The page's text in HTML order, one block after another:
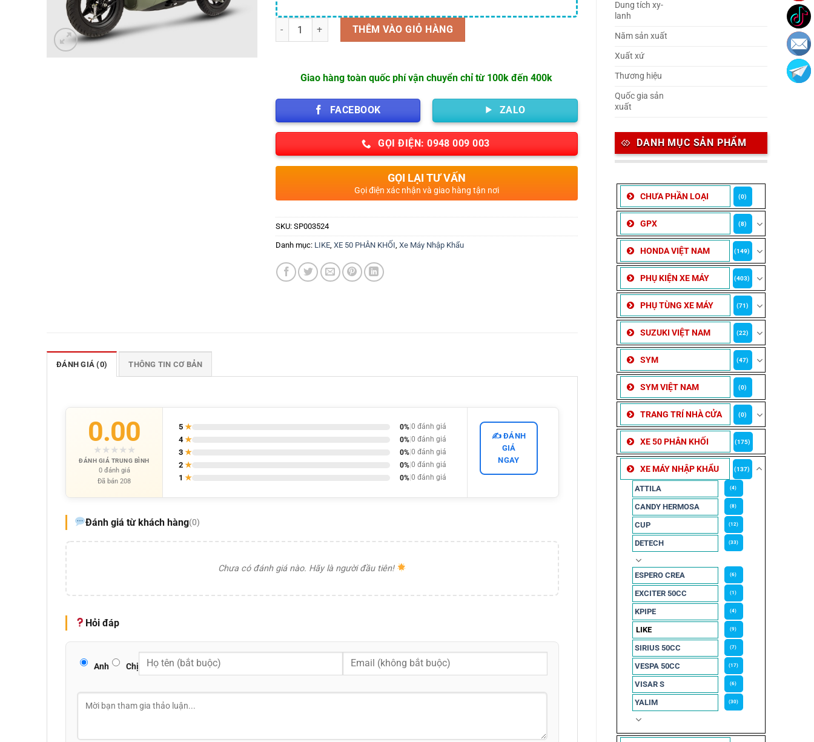
Dung tích xy-
lanh
Năm sản xuất
Xuất xứ
Thương hiệu
Quốc gia sản
xuất
DANH MỤC SẢN PHẨM
CHƯA PHẦN LOẠI (0)
GPX (8)
HONDA VIỆT NAM (149)
PHỤ KIỆN XE MÁY (403)
PHỤ TÙNG XE MÁY (71)
SUZUKI VIỆT NAM (22)
SYM (47)
SYM VIỆT NAM (0)
TRANG TRÍ NHÀ CỬA (0)
XE 50 PHÂN KHỐI (175)
XE MÁY NHẬP KHẨU (137)
ATTILA (4)
CANDY HERMOSA (8)
CUP (12)
DETECH (33)
ESPERO CREA (6)
EXCITER 50CC (1)
KPIPE (4)
LIKE (9)
SIRIUS 50CC (7)
VESPA 50CC (17)
VISAR S (6)
YALIM (30)
Số lượng THÊM VÀO GIỎ HÀNG
Giao hàng toàn quốc phí vận chuyển chỉ từ 100k đến 400k
FACEBOOK ZALO
GỌI ĐIỆN: 0948 009 003
GỌI LẠI TƯ VẤN
Gọi điện xác nhận và giao hàng tận nơi
SKU: SP003524
Danh mục: LIKE, XE 50 PHÂN KHỐI Xe Máy Nhập Khẩu
ĐÁNH GIÁ (0) THÔNG TIN CƠ BẢN
0.00
★ ★ ★ ★ ★
ĐÁNH GIÁ TRUNG BÌNH
0 đánh giá
Đã bán 208
5 ★ 0%| 0 đánh giá
4★ 0%| 0 đánh giá
3 ★ 0%| 0 đánh giá
2 ★ 0%| 0 đánh giá
1 ★ 0%| 0 đánh giá
✍️ ĐÁNH
GIÁ
NGAY
Đánh giá từ khách hàng(0)
Chưa có đánh giá nào. Hãy là người đầu tiên!
Hỏi đáp
Anh Chị